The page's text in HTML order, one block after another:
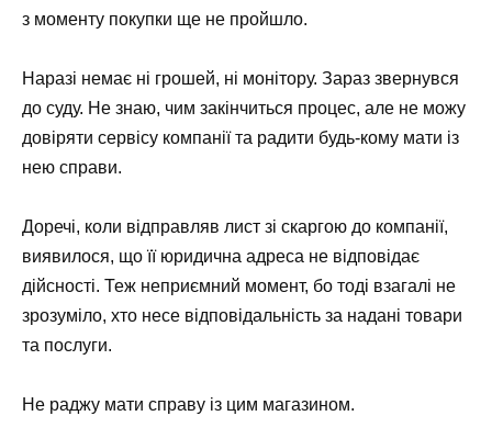
з моменту покупки ще не пройшло.
Наразі немає ні грошей, ні монітору. Зараз звернувся
до суду. Не знаю, чим закінчиться процес, але не можу
довіряти сервісу компанії та радити будь-кому мати із
нею справи.
Доречі, коли відправляв лист зі скаргою до компанії,
виявилося, що її юридична адреса не відповідає
дійсності. Теж неприємний момент, бо тоді взагалі не
зрозуміло, хто несе відповідальність за надані товари
та послуги.
Не раджу мати справу із цим магазином.